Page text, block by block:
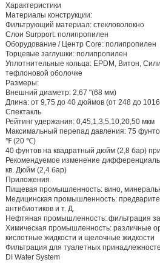
Характеристики
Материалы конструкции:
Фильтрующий материал: стекловолокно
Слои Surpport: полипропилен
Оборудование / Центр Core: полипропилен
Торцевые заглушки: полипропилен
Уплотнительные кольца: EPDM, Витон,
тефлоновой оболочке
Размеры:
Внешний диаметр: 2,67 "(68 мм)
Длина: от 9,75 до 40 дюймов (от 248 до
Спектакль
Рейтинг удержания: 0,45,1,3,5,10,20,50 мкм
Максимальный перепад давления: 75
℉ (20 ℃)
40 фунтов на квадратный дюйм (2,8 бар)
Рекомендуемое изменение
кв. Дюйм (2,4 бар)
Приложения
Пищевая промышленность: вино,
Медицинская промышленность:
антибиотиков и т. Д.
Нефтяная промышленность: фильтрация
Химическая промышленность: различные
кислотные жидкости и щелочные жидкости
Фильтрация для туалетных
DI Water System